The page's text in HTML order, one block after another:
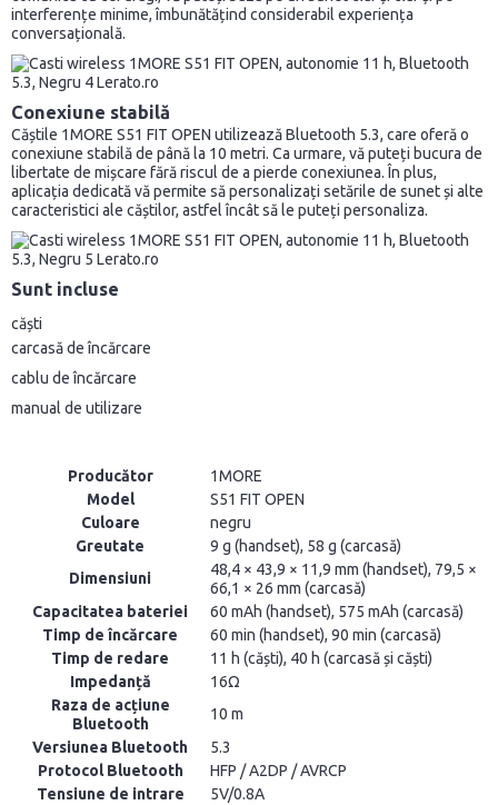
interferențe minime, îmbunătățind considerabil experiența
conversațională.
Conexiune stabilă
Căștile 1MORE S51 FIT OPEN utilizează Bluetooth 5.3, care oferă o
conexiune stabilă de până la 10 metri. Ca urmare, vă puteți bucura de
libertate de mișcare fără riscul de a pierde conexiunea. În plus,
aplicația dedicată vă permite să personalizați setările de sunet și alte
caracteristici ale căștilor, astfel încât să le puteți personaliza.
Sunt incluse
căști
carcasă de încărcare
cablu de încărcare
manual de utilizare
Producător
1MORE
Model
S51 FIT OPEN
Culoare
negru
Greutate
9 g (handset), 58 g (carcasă)
Dimensiuni
48,4 × 43,9 × 11,9 mm (handset), 79,5 ×
66,1 × 26 mm (carcasă)
Capacitatea bateriei
60 mAh (handset), 575 mAh (carcasă)
Timp de încărcare
60 min (handset), 90 min (carcasă)
Timp de redare
11 h (căști), 40 h (carcasă și căști)
Impedanță
16Ω
Raza de acțiune
Bluetooth
10 m
Versiunea Bluetooth
5.3
Protocol Bluetooth
HFP / A2DP / AVRCP
Tensiune de intrare
5V/0.8A